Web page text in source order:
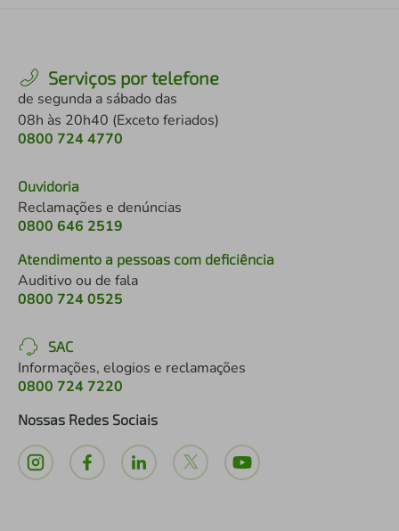
Serviços por telefone
de segunda a sábado das
08h às 20h40 (Exceto feriados)
0800 724 4770
Ouvidoria
Reclamações e denúncias
0800 646 2519
Atendimento a pessoas com deficiência
Auditivo ou de fala
0800 724 0525
SAC
Informações, elogios e reclamações
0800 724 7220
Nossas Redes Sociais